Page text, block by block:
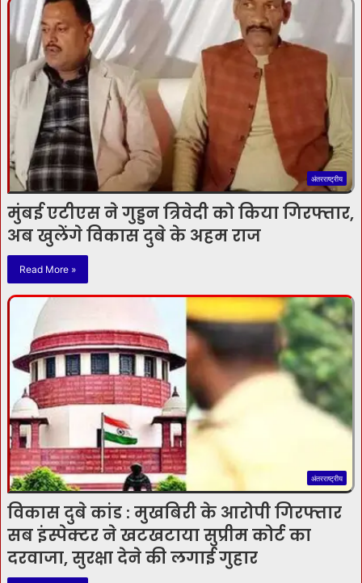
अंतरराष्ट्रीय
मुंबई एटीएस ने गुड्डन त्रिवेदी को किया गिरफ्तार,
अब खुलेंगे विकास दुबे के अहम राज
Read More »
अंतरराष्ट्रीय
विकास दुबे कांड : मुखबिरी के आरोपी गिरफ्तार
सब इंस्पेक्टर ने खटखटाया सुप्रीम कोर्ट का
दरवाजा, सुरक्षा देने की लगाई गुहार